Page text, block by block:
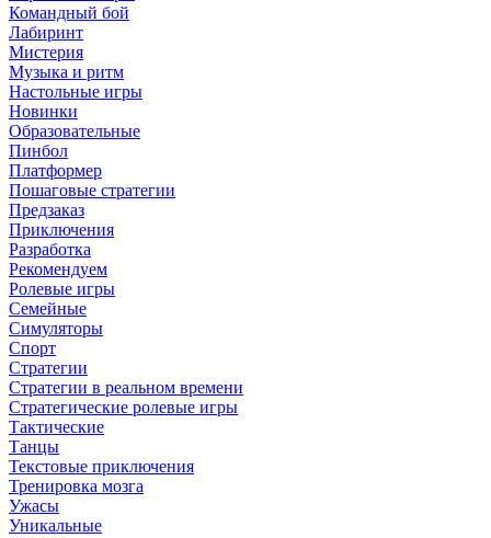
Командный бой
Лабиринт
Мистерия
Музыка и ритм
Настольные игры
Новинки
Образовательные
Пинбол
Платформер
Пошаговые стратегии
Предзаказ
Приключения
Разработка
Рекомендуем
Ролевые игры
Семейные
Симуляторы
Спорт
Стратегии
Стратегии в реальном времени
Стратегические ролевые игры
Тактические
Танцы
Текстовые приключения
Тренировка мозга
Ужасы
Уникальные